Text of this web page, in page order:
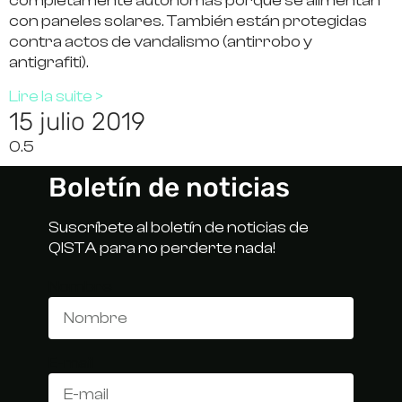
con paneles solares. También están protegidas
contra actos de vandalismo (antirrobo y
antigrafiti).
Lire la suite >
15 julio 2019
Boletín de noticias
Suscríbete al boletín de noticias de
QISTA para no perderte nada!